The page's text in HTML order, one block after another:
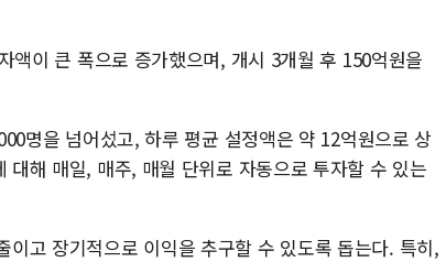
이 큰 폭으로 증가했으며, 개시 3개월 후 150억원을
명을 넘어섰고, 하루 평균 설정액은 약 12억원으로 상
해 매일, 매주, 매월 단위로 자동으로 투자할 수 있는
고 장기적으로 이익을 추구할 수 있도록 돕는다. 특히,